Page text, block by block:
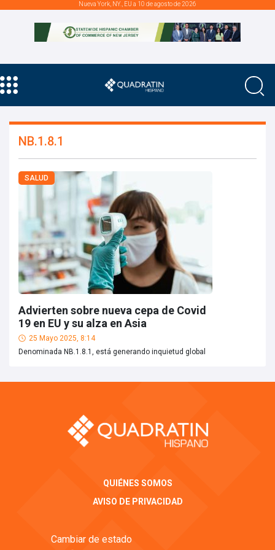
Nueva York, NY., EU a 10 de agosto de 2026
NB.1.8.1
SALUD
Advierten sobre nueva cepa de Covid
19 en EU y su alza en Asia
25 Mayo 2025, 8:14
Denominada NB.1.8.1, está generando inquietud global
QUIÉNES SOMOS
AVISO DE PRIVACIDAD
Cambiar de estado